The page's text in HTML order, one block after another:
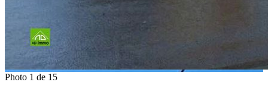
Photo 1 de 15